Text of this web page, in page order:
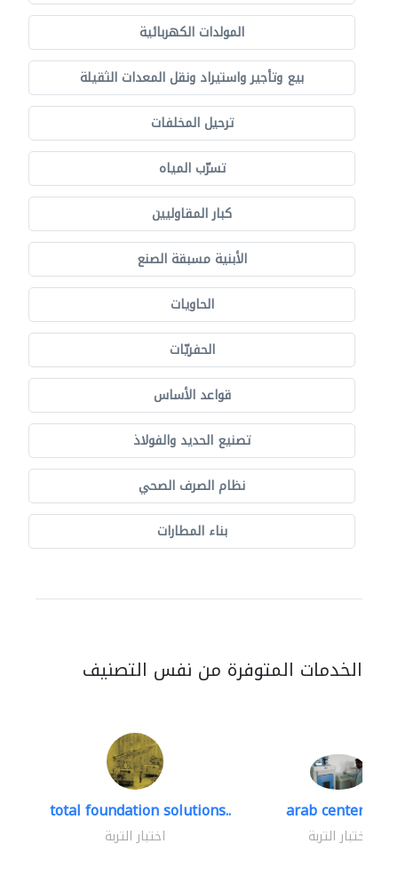
المولدات الكهربائية
بيع وتأجير واستيراد ونقل المعدات الثقيلة
ترحيل المخلفات
تسرّب المياه
كبار المقاوليين
الأبنية مسبقة الصنع
الحاويات
الحفريّات
قواعد الأساس
تصنيع الحديد والفولاذ
نظام الصرف الصحي
بناء المطارات
الخدمات المتوفرة من نفس التصنيف
total foundation solutions..
اختبار التربة
arab center for..
اختبار التربة